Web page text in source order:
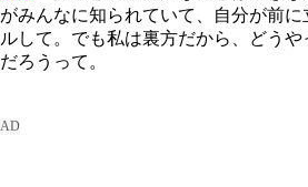
がみんなに知られていて、自分が前
ルして。でも私は裏方だから、どう
だろうって。